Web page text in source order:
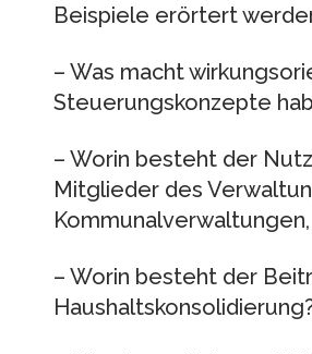
Beispiele erörtert
– Was macht
Steuerungskonzepte
– Worin besteht der
Mitglieder des
– Worin besteht der